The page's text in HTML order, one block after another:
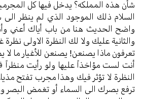
شأن هذه المملکه؟ یدخل فیها کل
السلام ذلك الموجود الذي لم ینظر الی
واضح الحدیث هنا من باب أياك أعني
والثانیة علیك ولا لك النظرة الاولی
تعرفون ماذا یصنعن! یصنعن للأغیار ما لا
أنت لست مؤاخذاً علیها ولو رأيت
النظرة لا تؤثر فیك وهذا مجرب تفتح
ترفع بصرك الی السماء أو تغمض البصر